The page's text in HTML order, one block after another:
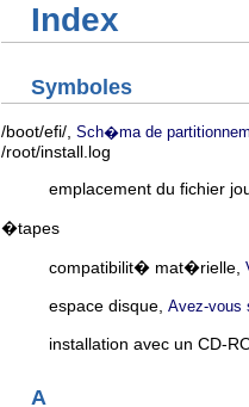
Index
Symboles
/boot/efi/, Sch�ma de
/root/install.log
emplacement du fichier
�tapes
compatibilit� mat�rielle,
espace disque, Avez-vous
installation avec un CD-
A